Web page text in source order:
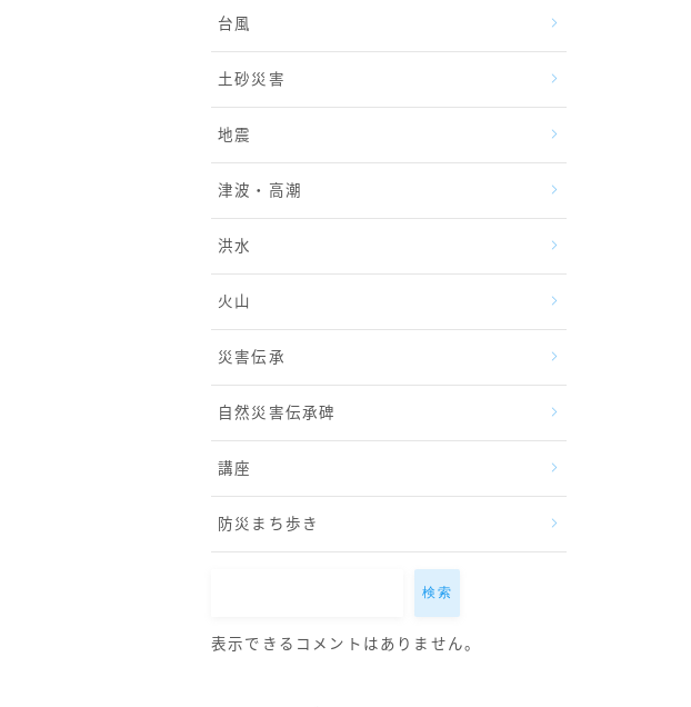
台風
土砂災害
地震
津波・高潮
洪水
火山
災害伝承
自然災害伝承碑
講座
防災まち歩き
検索
表示できるコメントはありません。